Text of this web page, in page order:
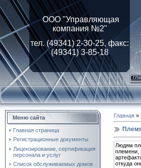
ООО "Управляющая
компания №2"
тел. (49341) 2-30-25, факс:
(49341) 3-85-18
Меню сайта
Главная страница
Регистрационные документы
Лицензирование, cертификация
персонала и услуг
Список обслуживаемых домов
Главная »
Людям
племени,
откуда